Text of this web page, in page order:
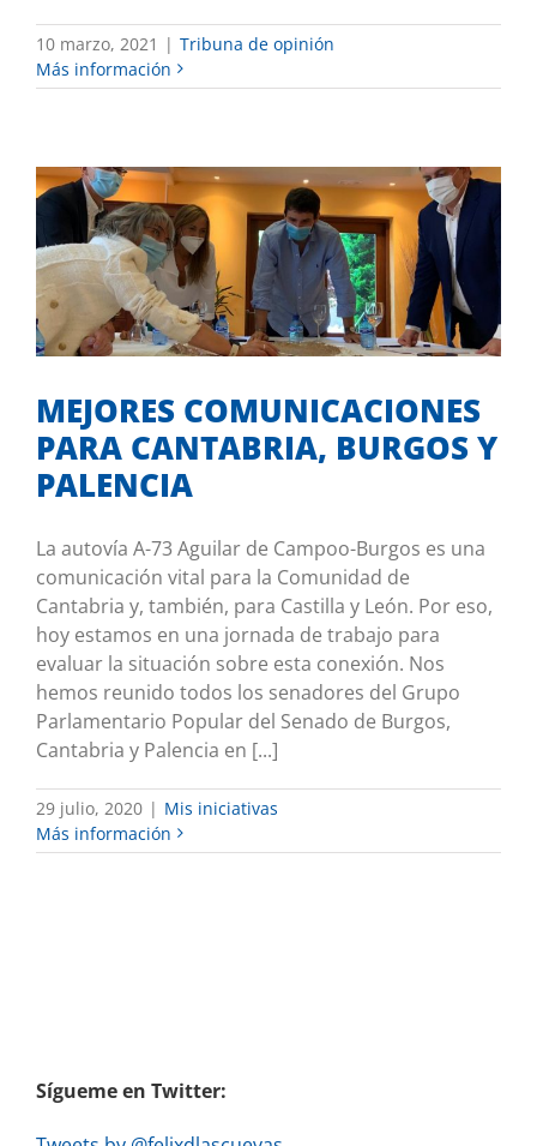
10 marzo, 2021 | Tribuna de opinión
Más información
MEJORES COMUNICACIONES PARA
CANTABRIA, BURGOS Y PALENCIA
Mis iniciativas
MEJORES COMUNICACIONES
PARA CANTABRIA, BURGOS Y
PALENCIA
La autovía A-73 Aguilar de Campoo-Burgos es una
comunicación vital para la Comunidad de
Cantabria y, también, para Castilla y León. Por eso,
hoy estamos en una jornada de trabajo para
evaluar la situación sobre esta conexión. Nos
hemos reunido todos los senadores del Grupo
Parlamentario Popular del Senado de Burgos,
Cantabria y Palencia en [...]
29 julio, 2020 | Mis iniciativas
Más información
Sígueme en Twitter: